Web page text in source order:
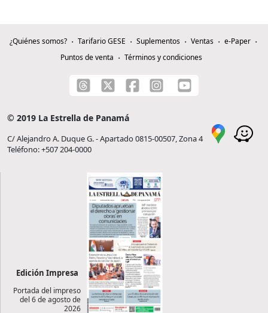
¿Quiénes somos? Tarifario GESE Suplementos Ventas
e-Paper
Puntos de venta
Términos y condiciones
© 2019 La Estrella de Panamá
C/ Alejandro A. Duque G. - Apartado 0815-00507, Zona 4
Teléfono: +507 204-0000
Edición Impresa
Portada del impreso
del 6 de agosto de
2026